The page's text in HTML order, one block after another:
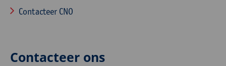
Contacteer CNO
Contacteer ons